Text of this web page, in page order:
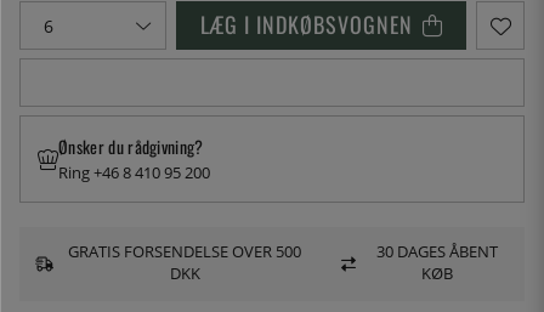
LÆG I INDKØBSVOGNEN
Ønsker du rådgivning?
Ring +46 8 410 95 200
GRATIS FORSENDELSE OVER 500
DKK
30 DAGES ÅBENT
KØB